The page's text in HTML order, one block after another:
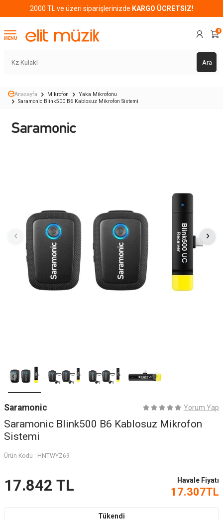
2000 TL ve üzeri siparişlerinizde KARGO ÜCRETSİZ!
MENÜ
Ara
0
Anasayfa Mikrofon
Yaka Mikrofonu
Saramonic Blink500 B6 Kablosuz Mikrofon Sistemi
Saramonic Yorum Yap
Saramonic Blink500 B6 Kablosuz Mikrofon
Sistemi
Ürün Kodu : HNTWYZ69
17.842 TL Havale Fiyatı
17.307TL
Tükendi